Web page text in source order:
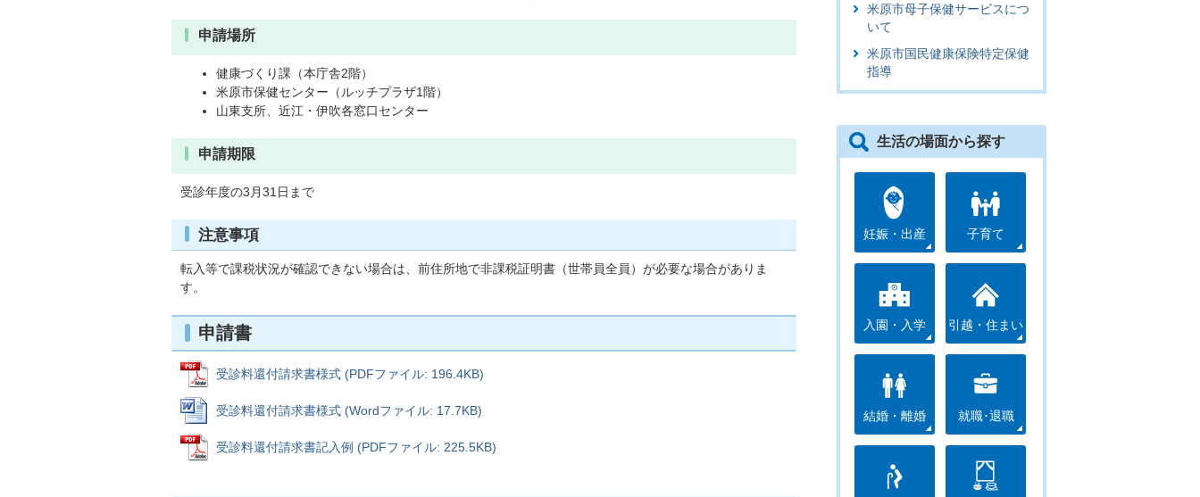
申請場所
健康づくり課（本庁舎2階）
米原市保健センター（ルッチプラザ1階）
山東支所、近江・伊吹各窓口センター
申請期限
受診年度の3月31日まで
注意事項
転入等で課税状況が確認できない場合は、前住所地で非課税証明書（世帯員全員）が必要な場合がありま
す。
申請書
受診料還付請求書様式 (PDFファイル: 196.4KB)
受診料還付請求書様式 (Wordファイル: 17.7KB)
受診料還付請求書記入例 (PDFファイル: 225.5KB)
米原市母子保健サービスにつ
いて
米原市国民健康保険特定保健
指導
生活の場面から探す
妊娠・出産 子育て
入園・入学 引越・住まい
結婚・離婚 就職･退職